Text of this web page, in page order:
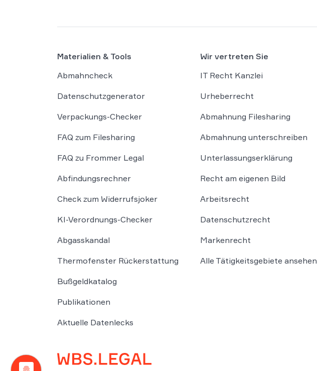
Materialien & Tools
Abmahncheck
Datenschutzgenerator
Verpackungs-Checker
FAQ zum Filesharing
FAQ zu Frommer Legal
Abfindungsrechner
Check zum Widerrufsjoker
KI-Verordnungs-Checker
Abgasskandal
Thermofenster Rückerstattung
Bußgeldkatalog
Publikationen
Aktuelle Datenlecks
Wir vertreten Sie
IT Recht Kanzlei
Urheberrecht
Abmahnung Filesharing
Abmahnung unterschreiben
Unterlassungserklärung
Recht am eigenen Bild
Arbeitsrecht
Datenschutzrecht
Markenrecht
Alle Tätigkeitsgebiete ansehen